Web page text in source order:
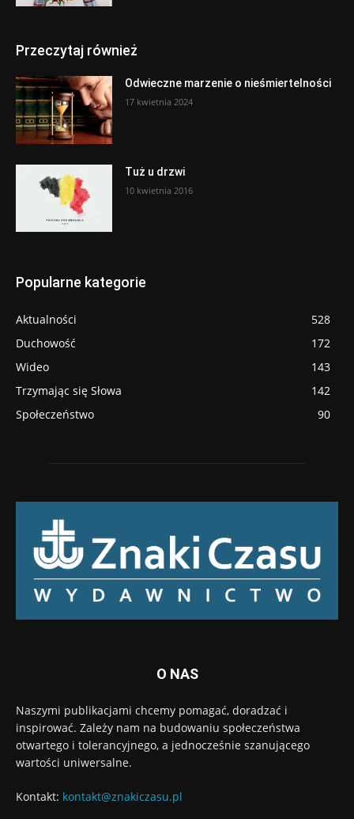
Przeczytaj również
Odwieczne marzenie o nieśmiertelności
17 kwietnia 2024
Tuż u drzwi
10 kwietnia 2016
Popularne kategorie
Aktualności
528
Duchowość
172
Wideo
143
Trzymając się Słowa
142
Społeczeństwo
90
O NAS
Naszymi publikacjami chcemy pomagać, doradzać i
inspirować. Zależy nam na budowaniu społeczeństwa
otwartego i tolerancyjnego, a jednocześnie szanującego
wartości uniwersalne.
Kontakt: kontakt@znakiczasu.pl